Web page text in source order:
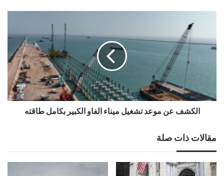
الكشف عن موعد تشغيل ميناء الفاو الكبير بكامل طاقته
مقالات ذات صلة